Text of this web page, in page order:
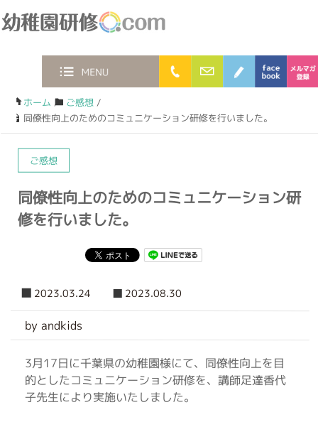
MENU 0120-36-2023
お問合わせフォー
ブログ
ホーム / ご感想 /
同僚性向上のためのコミュニケーション研修を行いました。
ご感想
同僚性向上のためのコミュニケーション研
修を行いました。
2023.03.24 2023.08.30
by andkids
3月17日に千葉県の幼稚園様にて、同僚性向上を目
的としたコミュニケーション研修を、講師足達香代
子先生により実施いたしました。